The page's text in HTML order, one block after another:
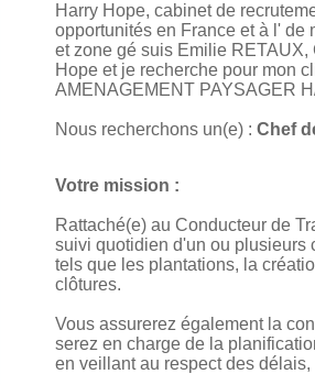
Harry Hope, cabinet de
opportunités en France et à l' de
et zone gé suis Emilie
Hope et je recherche pour mon
AMENAGEMENT PAYSAGER
Nous recherchons un(e) : Chef
Votre mission :
Rattaché(e) au Conducteur de
suivi quotidien d'un ou plusieurs
tels que les plantations, la
clôtures.
Vous assurerez également la
serez en charge de la
en veillant au respect des